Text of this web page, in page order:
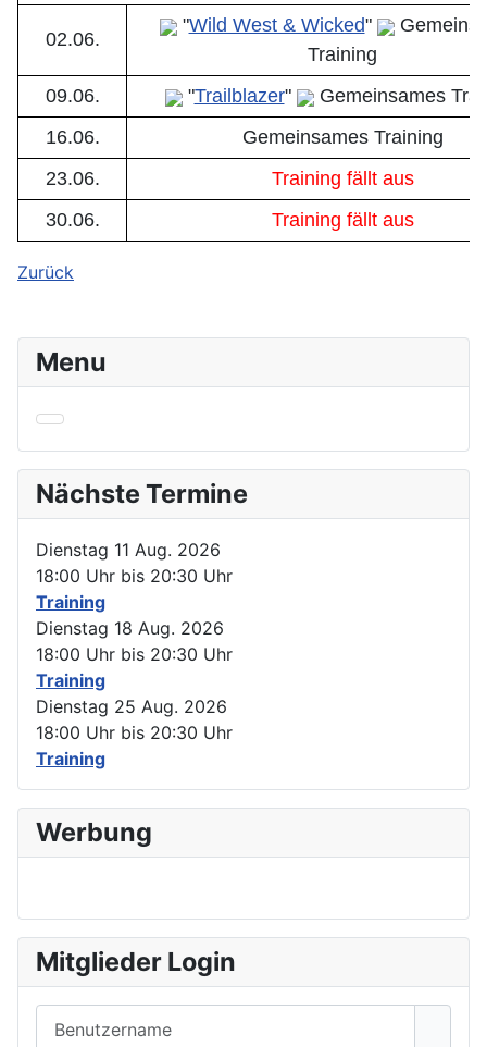
Menu
Nächste Termine
Dienstag 11 Aug. 2026
18:00 Uhr bis 20:30 Uhr
Training
Dienstag 18 Aug. 2026
18:00 Uhr bis 20:30 Uhr
Training
Dienstag 25 Aug. 2026
18:00 Uhr bis 20:30 Uhr
Training
Werbung
Mitglieder Login
02.06.
"Wild West & Wicked"
Training
09.06.
"Trailblazer"
Gemeinsames
16.06.
Gemeinsames Training
23.06.
Training fällt aus
30.06.
Training fällt aus
Zurück